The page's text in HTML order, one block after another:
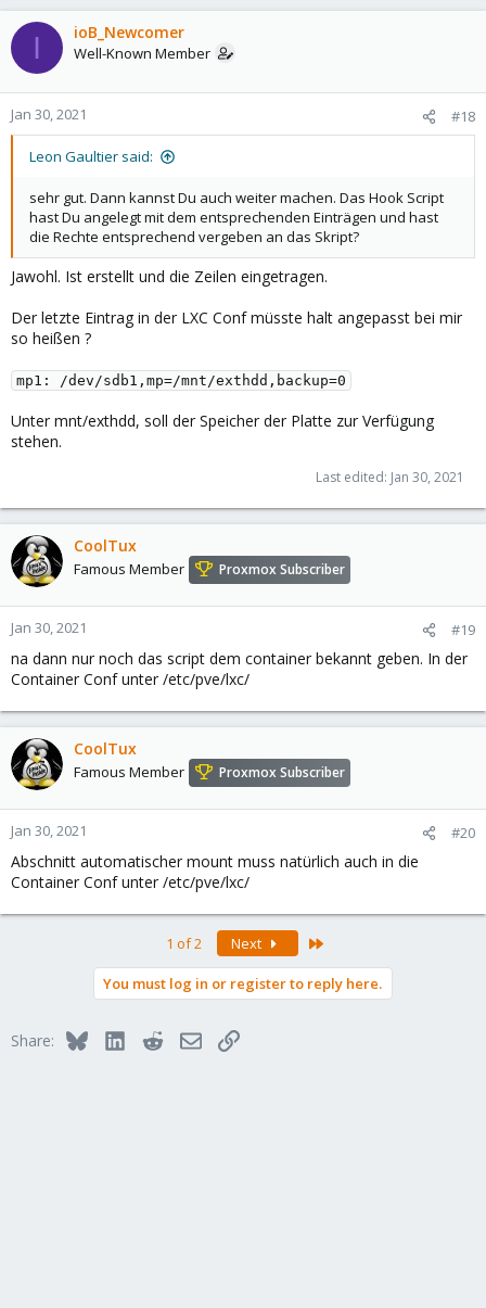
I ioB_Newcomer
Well-Known Member
Jan 30, 2021 #18
Leon Gaultier said:
sehr gut. Dann kannst Du auch weiter machen. Das Hook Script
hast Du angelegt mit dem entsprechenden Einträgen und hast
die Rechte entsprechend vergeben an das Skript?
Jawohl. Ist erstellt und die Zeilen eingetragen.
Der letzte Eintrag in der LXC Conf müsste halt angepasst bei mir
so heißen ?
mp1: /dev/sdb1,mp=/mnt/exthdd,backup=0
Unter mnt/exthdd, soll der Speicher der Platte zur Verfügung
stehen.
Last edited: Jan 30, 2021
CoolTux
Famous Member Proxmox Subscriber
Jan 30, 2021 #19
na dann nur noch das script dem container bekannt geben. In der
Container Conf unter /etc/pve/lxc/
CoolTux
Famous Member Proxmox Subscriber
Jan 30, 2021 #20
Abschnitt automatischer mount muss natürlich auch in die
Container Conf unter /etc/pve/lxc/
1 of 2 Next
You must log in or register to reply here.
Share: BlueskyLinkedInRedditEmailLink